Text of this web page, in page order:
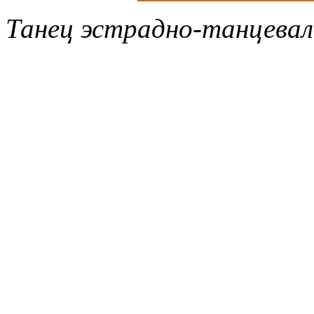
Танец эстрадно-